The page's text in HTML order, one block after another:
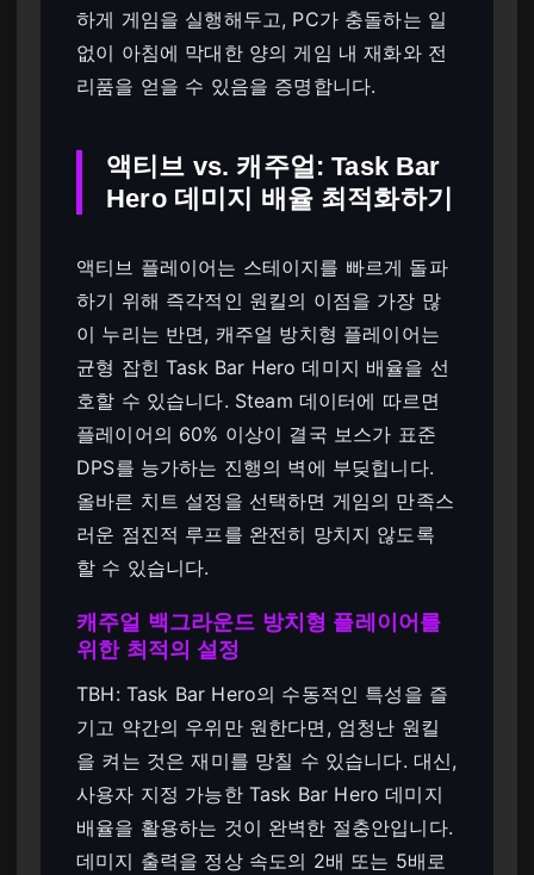
하게 게임을 실행해두고, PC가 충돌하는 일
없이 아침에 막대한 양의 게임 내 재화와 전
리품을 얻을 수 있음을 증명합니다.
액티브 vs. 캐주얼: Task Bar
Hero 데미지 배율 최적화하기
액티브 플레이어는 스테이지를 빠르게 돌파
하기 위해 즉각적인 원킬의 이점을 가장 많
이 누리는 반면, 캐주얼 방치형 플레이어는
균형 잡힌 Task Bar Hero 데미지 배율을 선
호할 수 있습니다. Steam 데이터에 따르면
플레이어의 60% 이상이 결국 보스가 표준
DPS를 능가하는 진행의 벽에 부딪힙니다.
올바른 치트 설정을 선택하면 게임의 만족스
러운 점진적 루프를 완전히 망치지 않도록
할 수 있습니다.
캐주얼 백그라운드 방치형 플레이어를
위한 최적의 설정
TBH: Task Bar Hero의 수동적인 특성을 즐
기고 약간의 우위만 원한다면, 엄청난 원킬
을 켜는 것은 재미를 망칠 수 있습니다. 대신,
사용자 지정 가능한 Task Bar Hero 데미지
배율을 활용하는 것이 완벽한 절충안입니다.
데미지 출력을 정상 속도의 2배 또는 5배로